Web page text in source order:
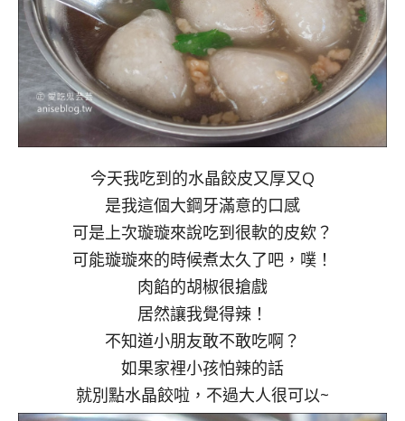
今天我吃到的水晶餃皮又厚又Q
是我這個大鋼牙滿意的口感
可是上次璇璇來說吃到很軟的皮欸？
可能璇璇來的時候煮太久了吧，噗！
肉餡的胡椒很搶戲
居然讓我覺得辣！
不知道小朋友敢不敢吃啊？
如果家裡小孩怕辣的話
就別點水晶餃啦，不過大人很可以~